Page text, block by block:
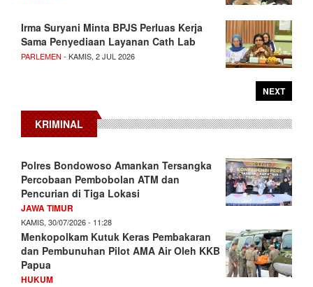
Irma Suryani Minta BPJS Perluas Kerja
Sama Penyediaan Layanan Cath Lab
PARLEMEN - KAMIS, 2 JUL 2026
NEXT
KRIMINAL
Polres Bondowoso Amankan Tersangka
Percobaan Pembobolan ATM dan
Pencurian di Tiga Lokasi
JAWA TIMUR
KAMIS, 30/07/2026 - 11:28
Menkopolkam Kutuk Keras Pembakaran
dan Pembunuhan Pilot AMA Air Oleh KKB
Papua
HUKUM